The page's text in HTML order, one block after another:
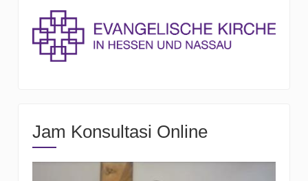
Jam Konsultasi Online